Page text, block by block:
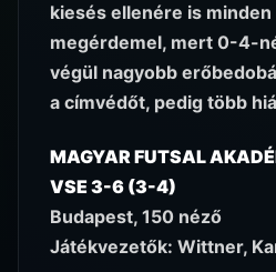
kiesés ellenére is
megérdemel, mert 0-4-
végül nagyobb
a címvédőt, pedig több
MAGYAR FUTSAL
VSE 3-6 (3-4)
Budapest, 150 néző
Játékvezetők: Wittner,